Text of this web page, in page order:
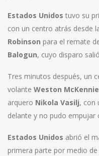
Estados Unidos tuvo su
con un centro atrás desde
Robinson para el remate
Balogun, cuyo disparo
Tres minutos después, un
volante Weston McKennie
arquero Nikola Vasilj, con
delante y no pudo empujar
Estados Unidos abrió el
primera parte por medio